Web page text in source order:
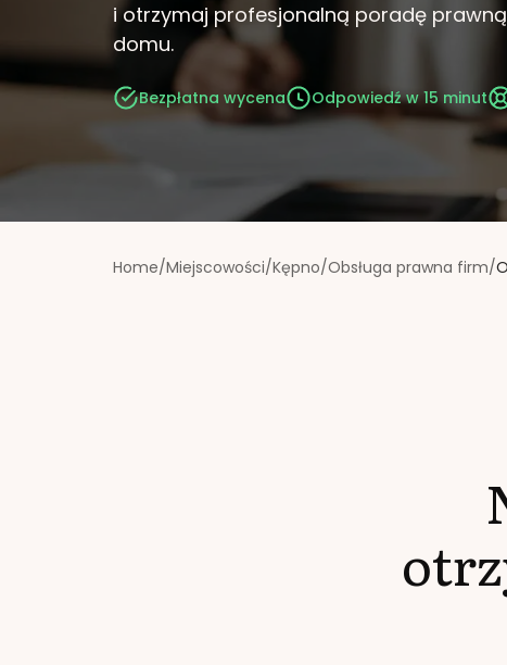
i otrzymaj profesjonalną poradę
domu.
Bezpłatna wycena Odpowiedź w 15 minut
Home/Miejscowości/Kępno/Obsługa prawna firm/